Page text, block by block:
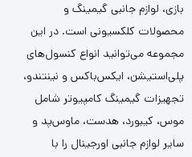
بازی، لوازم جانبی گیمینگ و
محصولات کلکسیونی است. در این
مجموعه می‌توانید انواع کنسول‌های
پلی‌استیشن، ایکس‌باکس و نینتندو،
تجهیزات گیمینگ کامپیوتر شامل
موس، کیبورد، هدست، ماوس‌پد و
سایر لوازم جانبی اورجینال را با